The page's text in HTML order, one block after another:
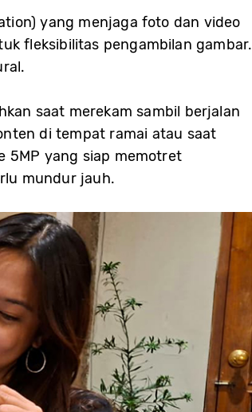
yang menjaga foto dan video
fleksibilitas pengambilan gambar.
saat merekam sambil berjalan
di tempat ramai atau saat
5MP yang siap memotret
mundur jauh.